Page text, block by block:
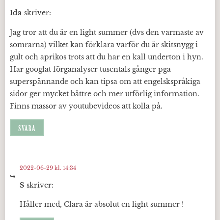
Ida skriver:
Jag tror att du är en light summer (dvs den varmaste av
somrarna) vilket kan förklara varför du är skitsnygg i
gult och aprikos trots att du har en kall underton i hyn.
Har googlat förganalyser tusentals gånger pga
superspännande och kan tipsa om att engelskspråkiga
sidor ger mycket bättre och mer utförlig information.
Finns massor av youtubevideos att kolla på.
SVARA
S skriver:
2022-06-29 kl. 14:34
Håller med, Clara är absolut en light summer !